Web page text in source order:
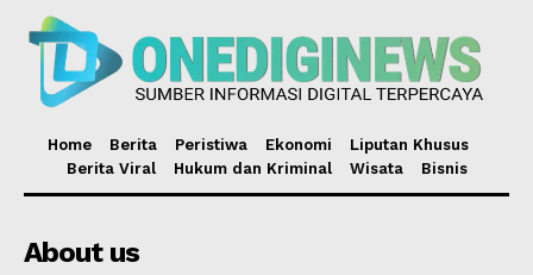
Home Berita Peristiwa Ekonomi
Liputan Khusus
Berita Viral
Hukum dan Kriminal Wisata Bisnis
About us